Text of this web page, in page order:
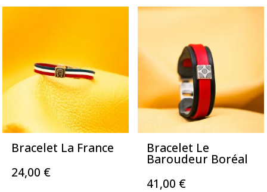
prix
Bracelet La France
24,00 €
Bracelet Le
Baroudeur Boréal
41,00 €